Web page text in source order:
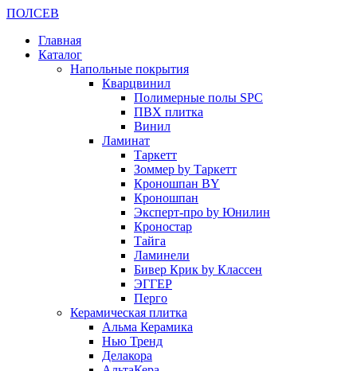
ПОЛСЕВ
Главная
Каталог
Напольные покрытия
Кварцвинил
Полимерные полы SPC
ПВХ плитка
Винил
Ламинат
Таркетт
Зоммер by Таркетт
Кроношпан BY
Кроношпан
Эксперт-про by Юнилин
Кроностар
Тайга
Ламинели
Бивер Крик by Классен
ЭГГЕР
Перго
Керамическая плитка
Альма Керамика
Нью Тренд
Делакора